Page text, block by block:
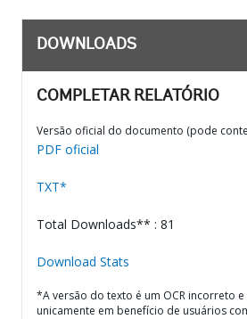
DOWNLOADS
COMPLETAR RELATÓRIO
Versão oficial do documento (pode
PDF oficial
TXT*
Total Downloads** : 81
Download Stats
*A versão do texto é um OCR incorreto
unicamente em benefício de usuários